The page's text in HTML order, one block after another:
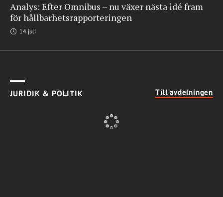
Analys: Efter Omnibus – nu växer nästa idé fram
för hållbarhetsrapporteringen
14 juli
JURIDIK & POLITIK Till avdelningen